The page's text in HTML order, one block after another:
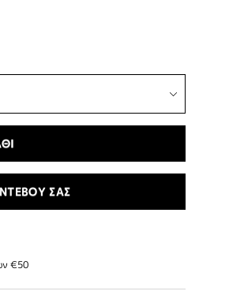
ΣΑΣ
€50